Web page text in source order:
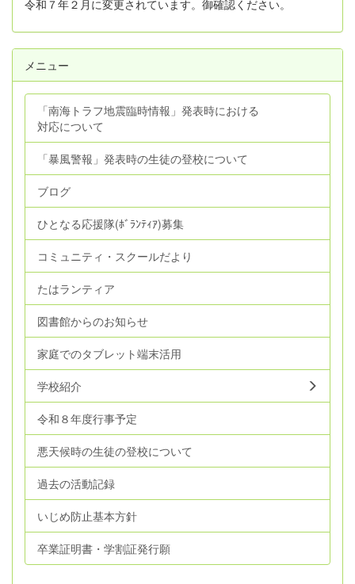
令和７年２月に変更されています。御確認ください。
メニュー
「南海トラフ地震臨時情報」発表時における
対応について
「暴風警報」発表時の生徒の登校について
ブログ
ひとなる応援隊(ﾎﾞﾗﾝﾃｨｱ)募集
コミュニティ・スクールだより
たはランティア
図書館からのお知らせ
家庭でのタブレット端末活用
学校紹介
令和８年度行事予定
悪天候時の生徒の登校について
過去の活動記録
いじめ防止基本方針
卒業証明書・学割証発行願